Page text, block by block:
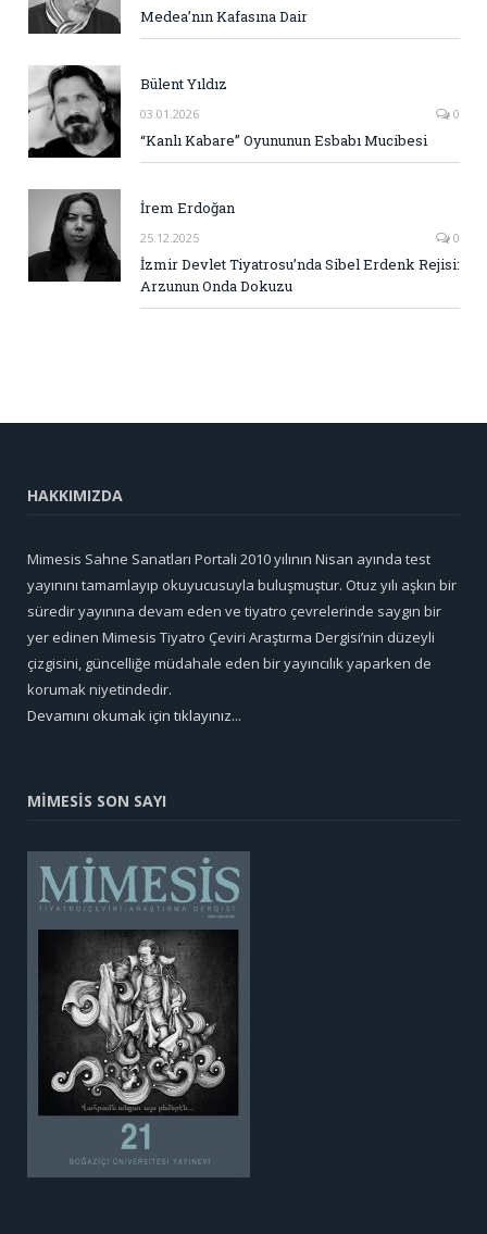
Medea’nın Kafasına Dair
Bülent Yıldız
03.01.2026 0
“Kanlı Kabare” Oyununun Esbabı Mucibesi
İrem Erdoğan
25.12.2025 0
İzmir Devlet Tiyatrosu’nda Sibel Erdenk Rejisi:
Arzunun Onda Dokuzu
HAKKIMIZDA
Mimesis Sahne Sanatları Portali 2010 yılının Nisan ayında test
yayınını tamamlayıp okuyucusuyla buluşmuştur. Otuz yılı aşkın bir
süredir yayınına devam eden ve tiyatro çevrelerinde saygın bir
yer edinen Mimesis Tiyatro Çeviri Araştırma Dergisi’nin düzeyli
çizgisini, güncelliğe müdahale eden bir yayıncılık yaparken de
korumak niyetindedir.
Devamını okumak için tıklayınız...
MİMESİS SON SAYI